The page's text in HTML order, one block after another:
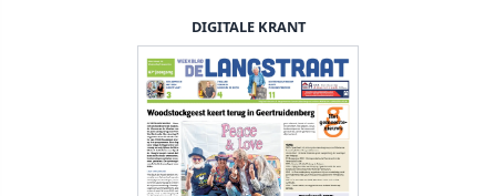
DIGITALE KRANT